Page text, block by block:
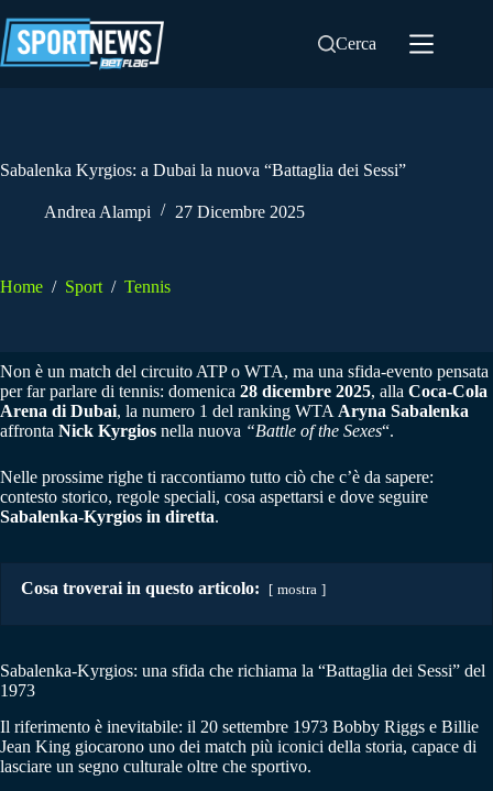
al
contenuto
Cerca
Sabalenka Kyrgios: a Dubai la nuova “Battaglia dei Sessi”
Andrea Alampi 27 Dicembre 2025
Home / Sport / Tennis
Non è un match del circuito ATP o WTA, ma una sfida-evento pensata
per far parlare di tennis: domenica 28 dicembre 2025, alla Coca-Cola
Arena di Dubai, la numero 1 del ranking WTA Aryna Sabalenka
affronta Nick Kyrgios nella nuova “Battle of the Sexes“.
Nelle prossime righe ti raccontiamo tutto ciò che c’è da sapere:
contesto storico, regole speciali, cosa aspettarsi e dove seguire
Sabalenka-Kyrgios in diretta.
Cosa troverai in questo articolo: mostra
Sabalenka-Kyrgios: una sfida che richiama la “Battaglia dei Sessi” del
1973
Il riferimento è inevitabile: il 20 settembre 1973 Bobby Riggs e Billie
Jean King giocarono uno dei match più iconici della storia, capace di
lasciare un segno culturale oltre che sportivo.